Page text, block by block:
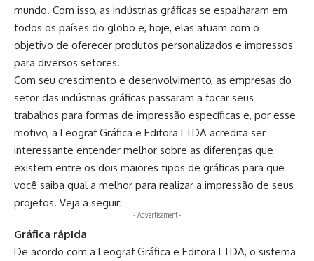
mundo. Com isso, as indústrias gráficas se espalharam em
todos os países do globo e, hoje, elas atuam com o
objetivo de oferecer produtos personalizados e impressos
para diversos setores.
Com seu crescimento e desenvolvimento, as empresas do
setor das indústrias gráficas passaram a focar seus
trabalhos para formas de impressão específicas e, por esse
motivo, a Leograf Gráfica e Editora LTDA acredita ser
interessante entender melhor sobre as diferenças que
existem entre os dois maiores tipos de gráficas para que
você saiba qual a melhor para realizar a impressão de seus
projetos. Veja a seguir:
- Advertisement -
Gráfica rápida
De acordo com a Leograf Gráfica e Editora LTDA, o sistema